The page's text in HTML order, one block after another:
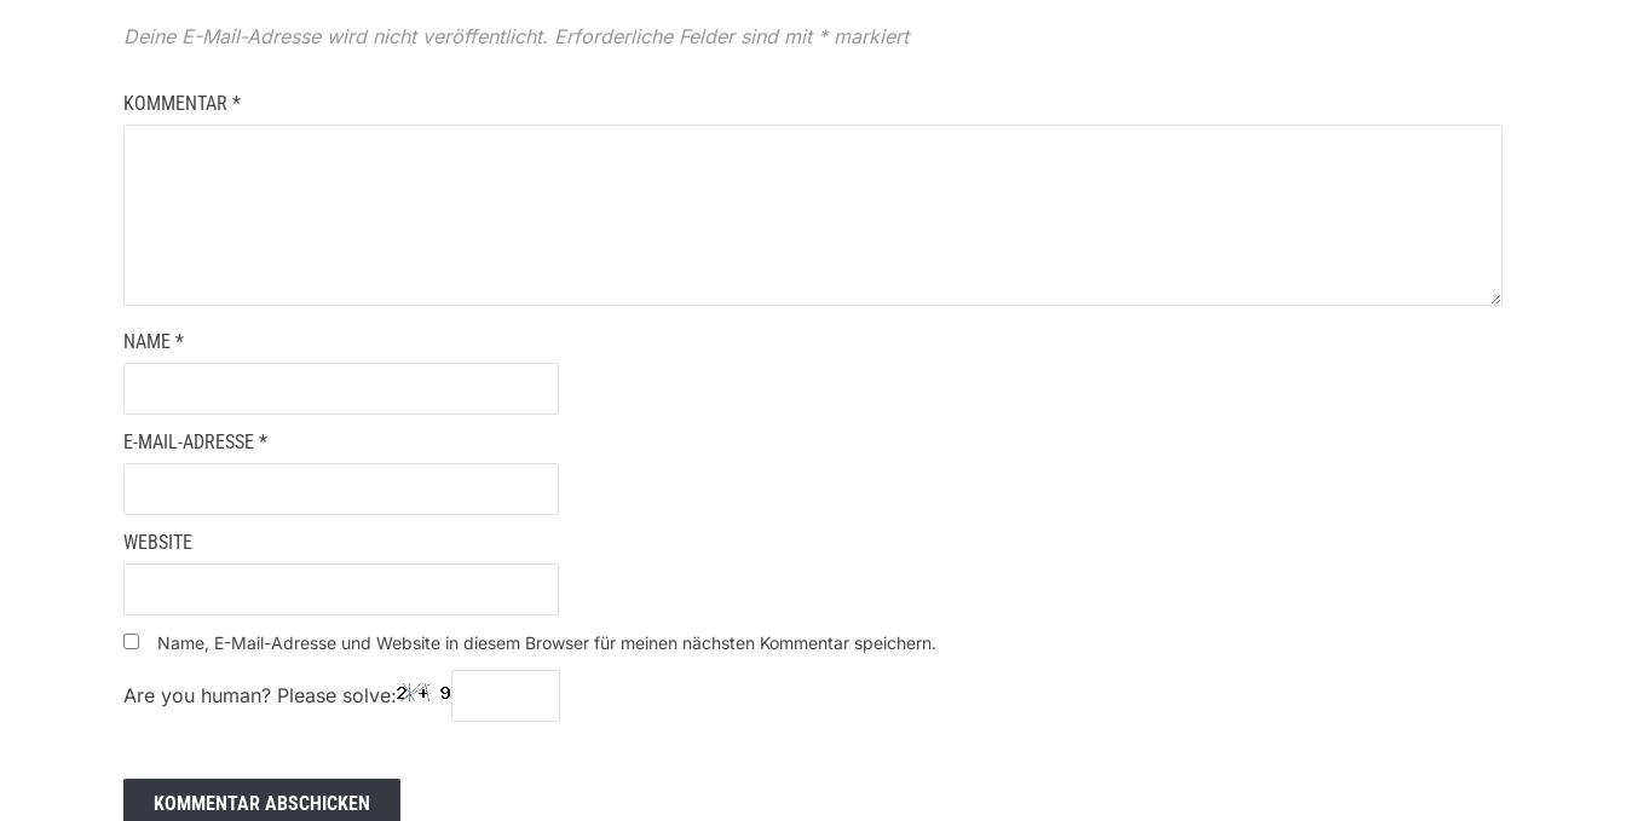
Deine E-Mail-Adresse wird nicht veröffentlicht. Erforderliche Felder sind mit *markiert
KOMMENTAR *
NAME *
E-MAIL-ADRESSE *
WEBSITE
Name, E-Mail-Adresse und Website in diesem Browser für meinen nächsten Kommentar speichern.
Are you human? Please solve: